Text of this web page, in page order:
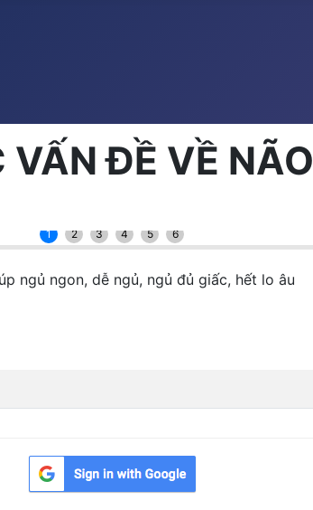
VẤN ĐỀ VỀ NÃO
1 2 3 4 5 6
ngủ ngon, dễ ngủ, ngủ đủ giấc, hết lo âu